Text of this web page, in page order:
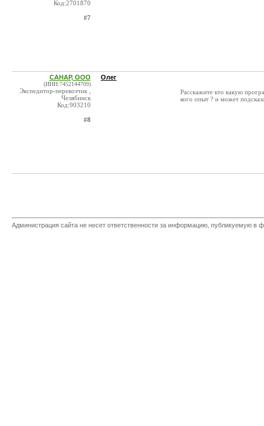
Код:2701870
#7
САНАР, ООО
(ИНН:7452144709)
Экспедитор-перевозчик ,
Челябинск
Код:903210
#8
Олег
Расскажите кто какую
кого опыт ? и может
Администрация сайта не несет ответственности за информацию, публикуемую